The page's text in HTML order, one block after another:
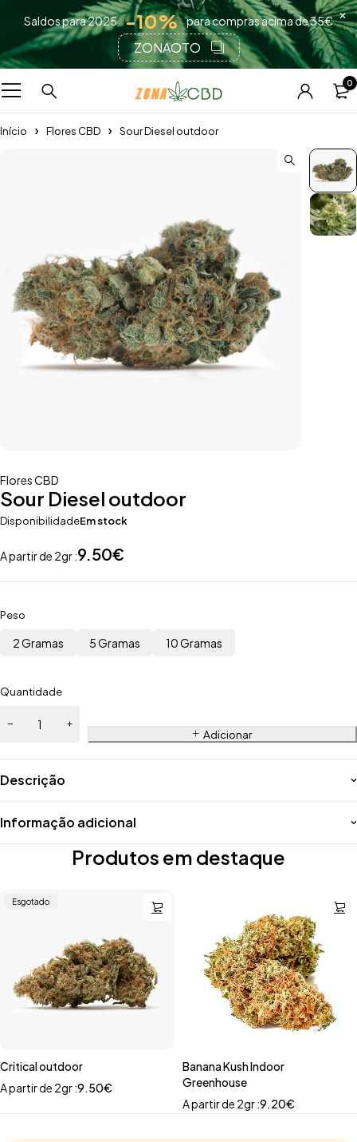
Saldos para 2025 -10% para compras acima de 35€
ZONAOTO
0
Início Flores CBD Sour Diesel outdoor
Flores CBD
Sour Diesel outdoor
DisponibilidadeEm stock
A partir de 2gr :9.50€
Peso
2 Gramas 5 Gramas 10 Gramas
Quantidade
Adicionar
Descrição
Informação adicional
Produtos em destaque
Esgotado
Critical outdoor
A partir de 2gr :9.50€
Banana Kush Indoor
Greenhouse
A partir de 2gr :9.20€